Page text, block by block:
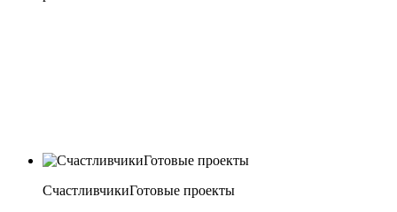
СчастливчикиГотовые проекты